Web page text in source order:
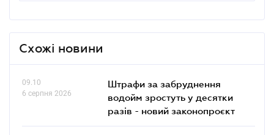
Схожі новини
09.10
6 серпня 2026
Штрафи за забруднення
водойм зростуть у десятки
разів - новий законопроєкт